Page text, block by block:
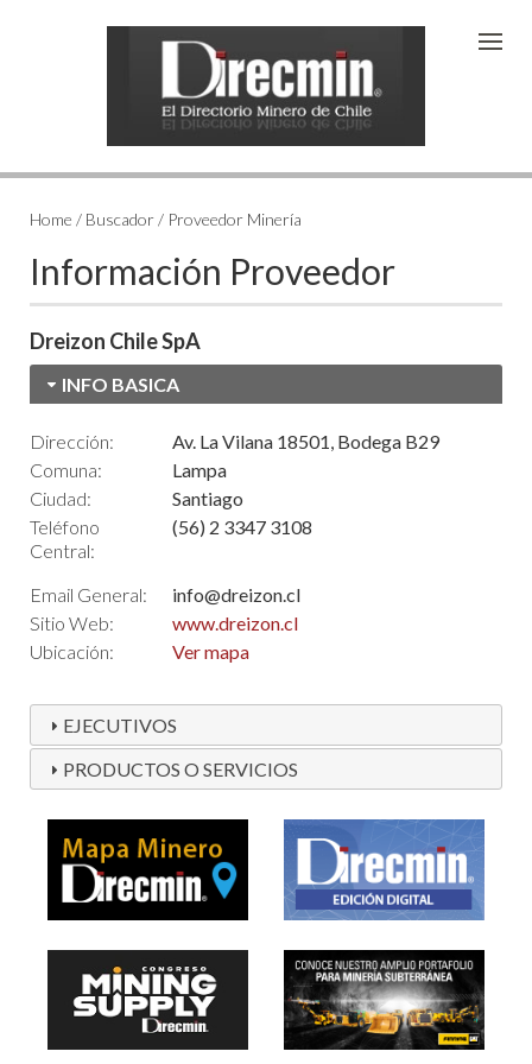
Home / Buscador / Proveedor Minería
Información Proveedor
Dreizon Chile SpA
INFO BASICA
Dirección:
Av. La Vilana 18501, Bodega B29
Comuna:
Lampa
Ciudad:
Santiago
Teléfono
Central:
(56) 2 3347 3108
Email General:
info@dreizon.cl
Sitio Web:
www.dreizon.cl
Ubicación:
Ver mapa
EJECUTIVOS
PRODUCTOS O SERVICIOS